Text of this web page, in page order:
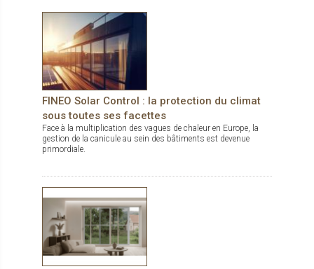
confort et design à la perfection. Il ne reste plus qu’à choisir
parmi les 5 coloris disponibles en grande largeur de 285 cm !
FINEO Solar Control : la protection du climat
sous toutes ses facettes
Face à la multiplication des vagues de chaleur en Europe, la
gestion de la canicule au sein des bâtiments est devenue
primordiale.